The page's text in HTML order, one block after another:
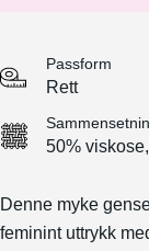
Passform
Rett
50%
Denne myke
feminint uttrykk